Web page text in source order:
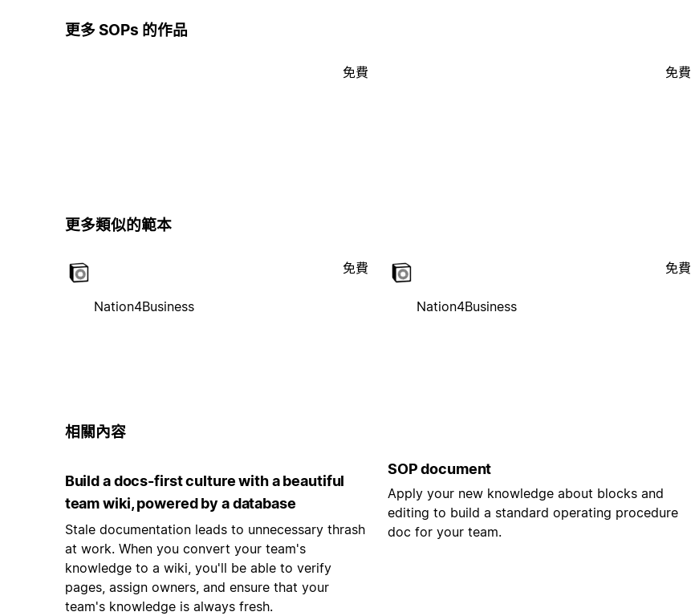
更多 SOPs 的作品
免費 免費
更多類似的範本
Nation4Business
免費
Nation4Business
免費
相關內容
Build a docs-first culture with a beautiful
team wiki, powered by a database
Stale documentation leads to unnecessary thrash
at work. When you convert your team's
knowledge to a wiki, you'll be able to verify
pages, assign owners, and ensure that your
team's knowledge is always fresh.
SOP document
Apply your new knowledge about blocks and
editing to build a standard operating procedure
doc for your team.